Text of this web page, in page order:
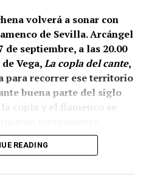
volverá a sonar con
de Sevilla. Arcángel
septiembre, a las 20.00
Vega,La copla del cante,
para recorrer ese territorio
buena parte del siglo
copla y el flamenco se
definido el espectáculo
READING